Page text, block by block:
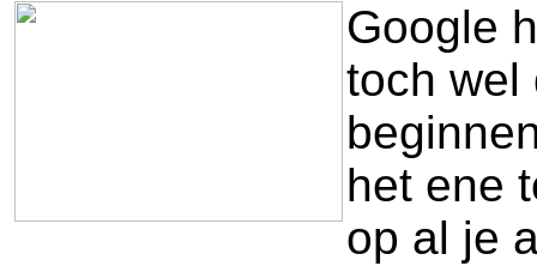
Google
toch wel
het ene
op al je